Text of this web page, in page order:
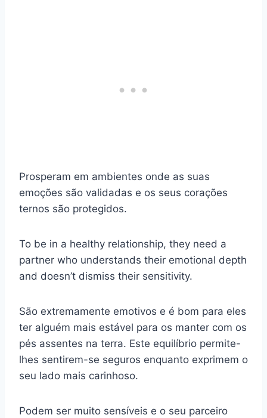
Prosperam em ambientes onde as suas
emoções são validadas e os seus corações
ternos são protegidos.
To be in a healthy relationship, they need a
partner who understands their emotional depth
and doesn’t dismiss their sensitivity.
São extremamente emotivos e é bom para eles
ter alguém mais estável para os manter com os
pés assentes na terra. Este equilíbrio permite-
lhes sentirem-se seguros enquanto exprimem o
seu lado mais carinhoso.
Podem ser muito sensíveis e o seu parceiro